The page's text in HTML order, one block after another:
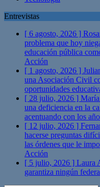
Entrevistas
[ 6 agosto, 2026 ]
problema que hoy
educación pública
Acción
[ 1 agosto, 2026 ]
una Asociación Civil
oportunidades
[ 28 julio, 2026 ]
una deficiencia en la
acentuando con los
[ 12 julio, 2026 ]
hacerse preguntas
las órdenes que le
Acción
[ 5 julio, 2026 ] Laura
garantiza ningún